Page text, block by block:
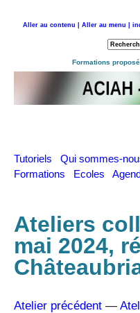
Aller au contenu | Aller au menu |
Formations
Tutoriels Qui sommes-
Formations Ecoles
Ateliers
mai 2024,
Atelier précédent —